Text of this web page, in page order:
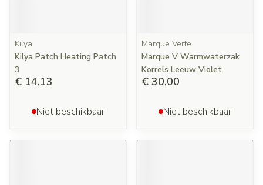
Kilya
Kilya Patch Heating Patch
3
€ 14,13
Niet beschikbaar
Marque Verte
Marque V Warmwaterzak
Korrels Leeuw Violet
€ 30,00
Niet beschikbaar